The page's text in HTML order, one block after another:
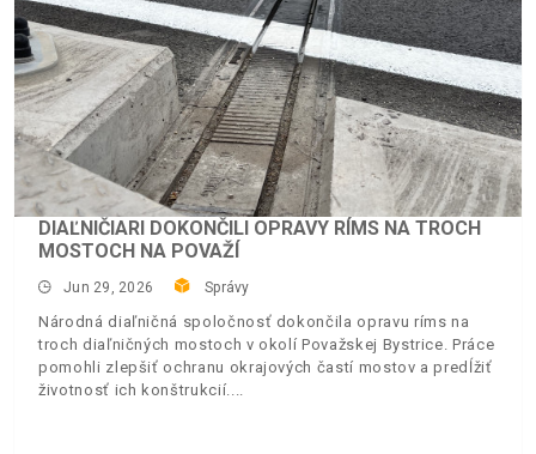
DIAĽNIČIARI DOKONČILI OPRAVY RÍMS NA TROCH
MOSTOCH NA POVAŽÍ
Jun 29, 2026 Správy
Národná diaľničná spoločnosť dokončila opravu ríms na
troch diaľničných mostoch v okolí Považskej Bystrice. Práce
pomohli zlepšiť ochranu okrajových častí mostov a predĺžiť
životnosť ich konštrukcií.